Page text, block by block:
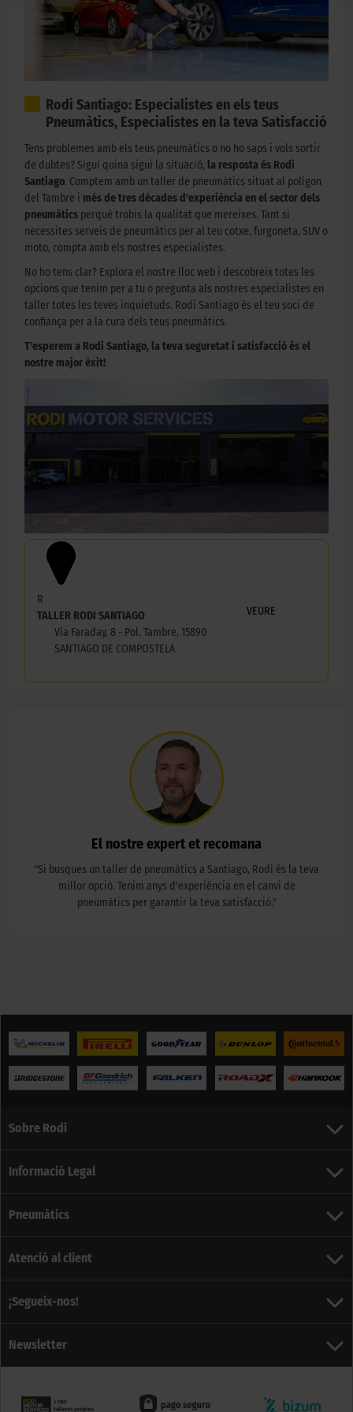
Rodi Santiago: Especialistes en els teus
Pneumàtics, Especialistes en la teva Satisfacció
Tens problemes amb els teus pneumàtics o no ho saps i vols sortir
de dubtes? Sigui quina sigui la situació, la resposta és Rodi
Santiago. Comptem amb un taller de pneumàtics situat al polígon
del Tambre i més de tres dècades d'experiència en el sector dels
pneumàtics perquè trobis la qualitat que mereixes. Tant si
necessites serveis de pneumàtics per al teu cotxe, furgoneta, SUV o
moto, compta amb els nostres especialistes.
No ho tens clar? Explora el nostre lloc web i descobreix totes les
opcions que tenim per a tu o pregunta als nostres especialistes en
taller totes les teves inquietuds. Rodi Santiago és el teu soci de
confiança per a la cura dels teus pneumàtics.
T'esperem a Rodi Santiago, la teva seguretat i satisfacció és el
nostre major èxit!
R
TALLER RODI SANTIAGO
Vía Faraday, 8 - Pol. Tambre, 15890
SANTIAGO DE COMPOSTELA
VEURE
El nostre expert et recomana
"Si busques un taller de pneumàtics a Santiago, Rodi és la teva
millor opció. Tenim anys d'experiència en el canvi de
pneumàtics per garantir la teva satisfacció."
Sobre Rodi
Informació Legal
Pneumàtics
Atenció al client
¡Segueix-nos!
Newsletter